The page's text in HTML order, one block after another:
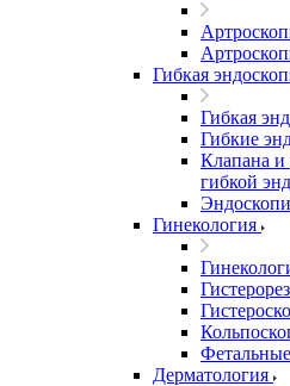
Гибкая
Гибкая
Гибкие
Клапана и
гибкой
Гинекология
Дерматология